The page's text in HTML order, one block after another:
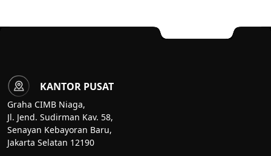
KANTOR PUSAT
Graha CIMB Niaga,
Jl. Jend. Sudirman Kav. 58,
Senayan Kebayoran Baru,
Jakarta Selatan 12190